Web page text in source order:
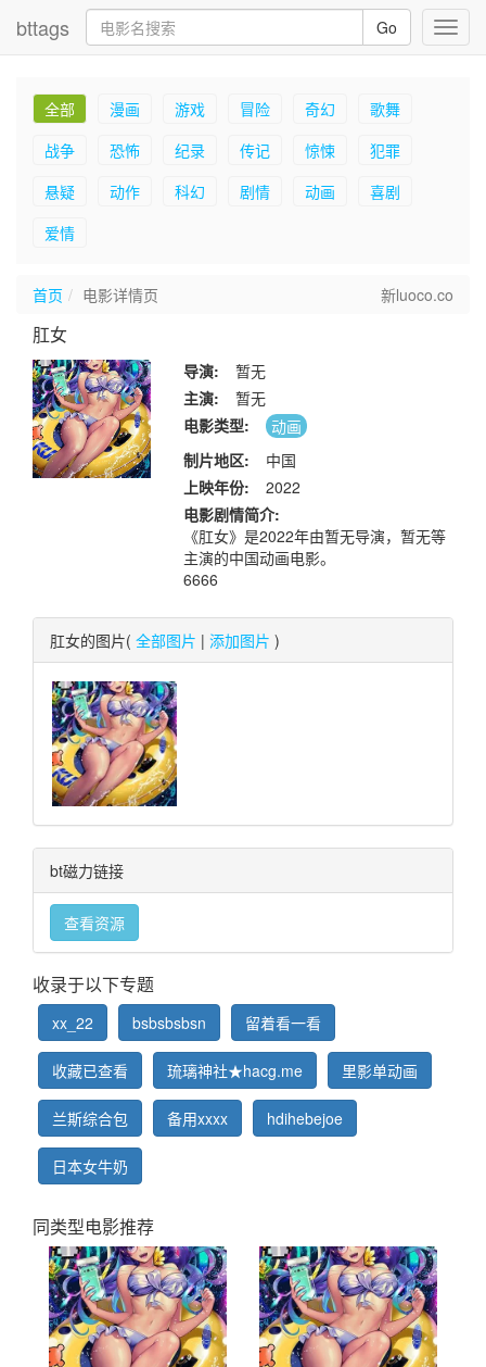
bttags Go
全部 漫画 游戏 冒险 奇幻
歌舞
战争
恐怖 纪录 传记 惊悚
犯罪
悬疑
动作 科幻 剧情 动画
喜剧
爱情
首页 电影详情页 新luoco.co
肛女
导演:
暂无
主演:
暂无
电影类型:
动画
制片地区:
中国
上映年份:
2022
电影剧情简介:
《肛女》是2022年由暂无导演，暂无等
主演的中国动画电影。
6666
肛女的图片( 全部图片 | 添加图片 )
bt磁力链接
查看资源
收录于以下专题
xx_22 bsbsbsbsn 留着看一看
收藏已查看 琉璃神社★hacg.me 里影单动画
兰斯综合包 备用xxxx hdihebejoe
日本女牛奶
同类型电影推荐